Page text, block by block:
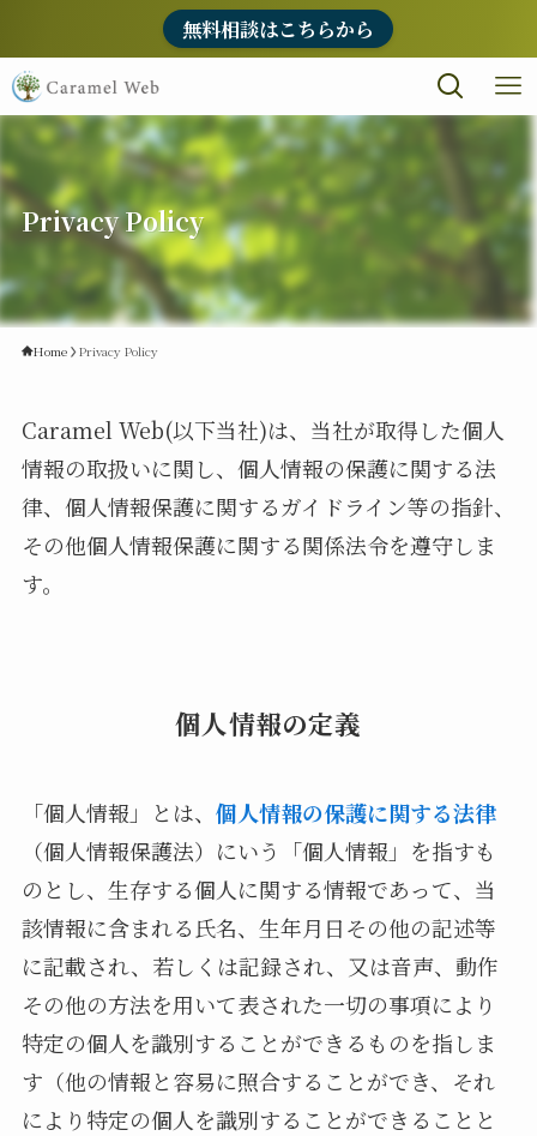
無料相談はこちらから
Privacy Policy
Home Privacy Policy
Caramel Web(以下当社)は、当社が取得した個人
情報の取扱いに関し、個人情報の保護に関する法
律、個人情報保護に関するガイドライン等の指針、
その他個人情報保護に関する関係法令を遵守しま
す。
個人情報の定義
「個人情報」とは、 個人情報の保護に関する法律
（個人情報保護法）にいう「個人情報」を指すも
のとし、生存する個人に関する情報であって、当
該情報に含まれる氏名、生年月日その他の記述等
に記載され、若しくは記録され、又は音声、動作
その他の方法を用いて表された一切の事項により
特定の個人を識別することができるものを指しま
す（他の情報と容易に照合することができ、それ
により特定の個人を識別することができることと